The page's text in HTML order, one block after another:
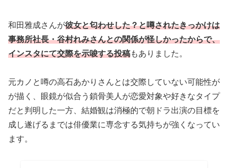
和田雅成さんが彼女と匂わせした？と噂されたきっかけは
事務所社長・谷村れみさんとの関係が怪しかったからで、
インスタにて交際を示唆する投稿もありました。
元カノと噂の高石あかりさんとは交際していない可能性が
が描く、眼鏡が似合う鎖骨美人が恋愛対象や好きなタイプ
だと判明した一方、結婚観は消極的で朝ドラ出演の目標を
成し遂げるまでは俳優業に専念する気持ちが強くなってい
ます。